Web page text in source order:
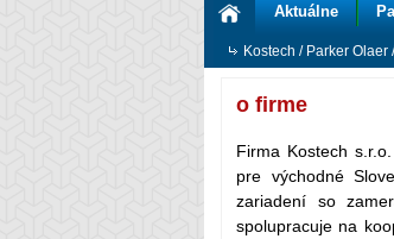
Aktuálne
Kostech / Parker Olaer
o firme
Firma Kostech
pre východné
zariadení so
spolupracuje na